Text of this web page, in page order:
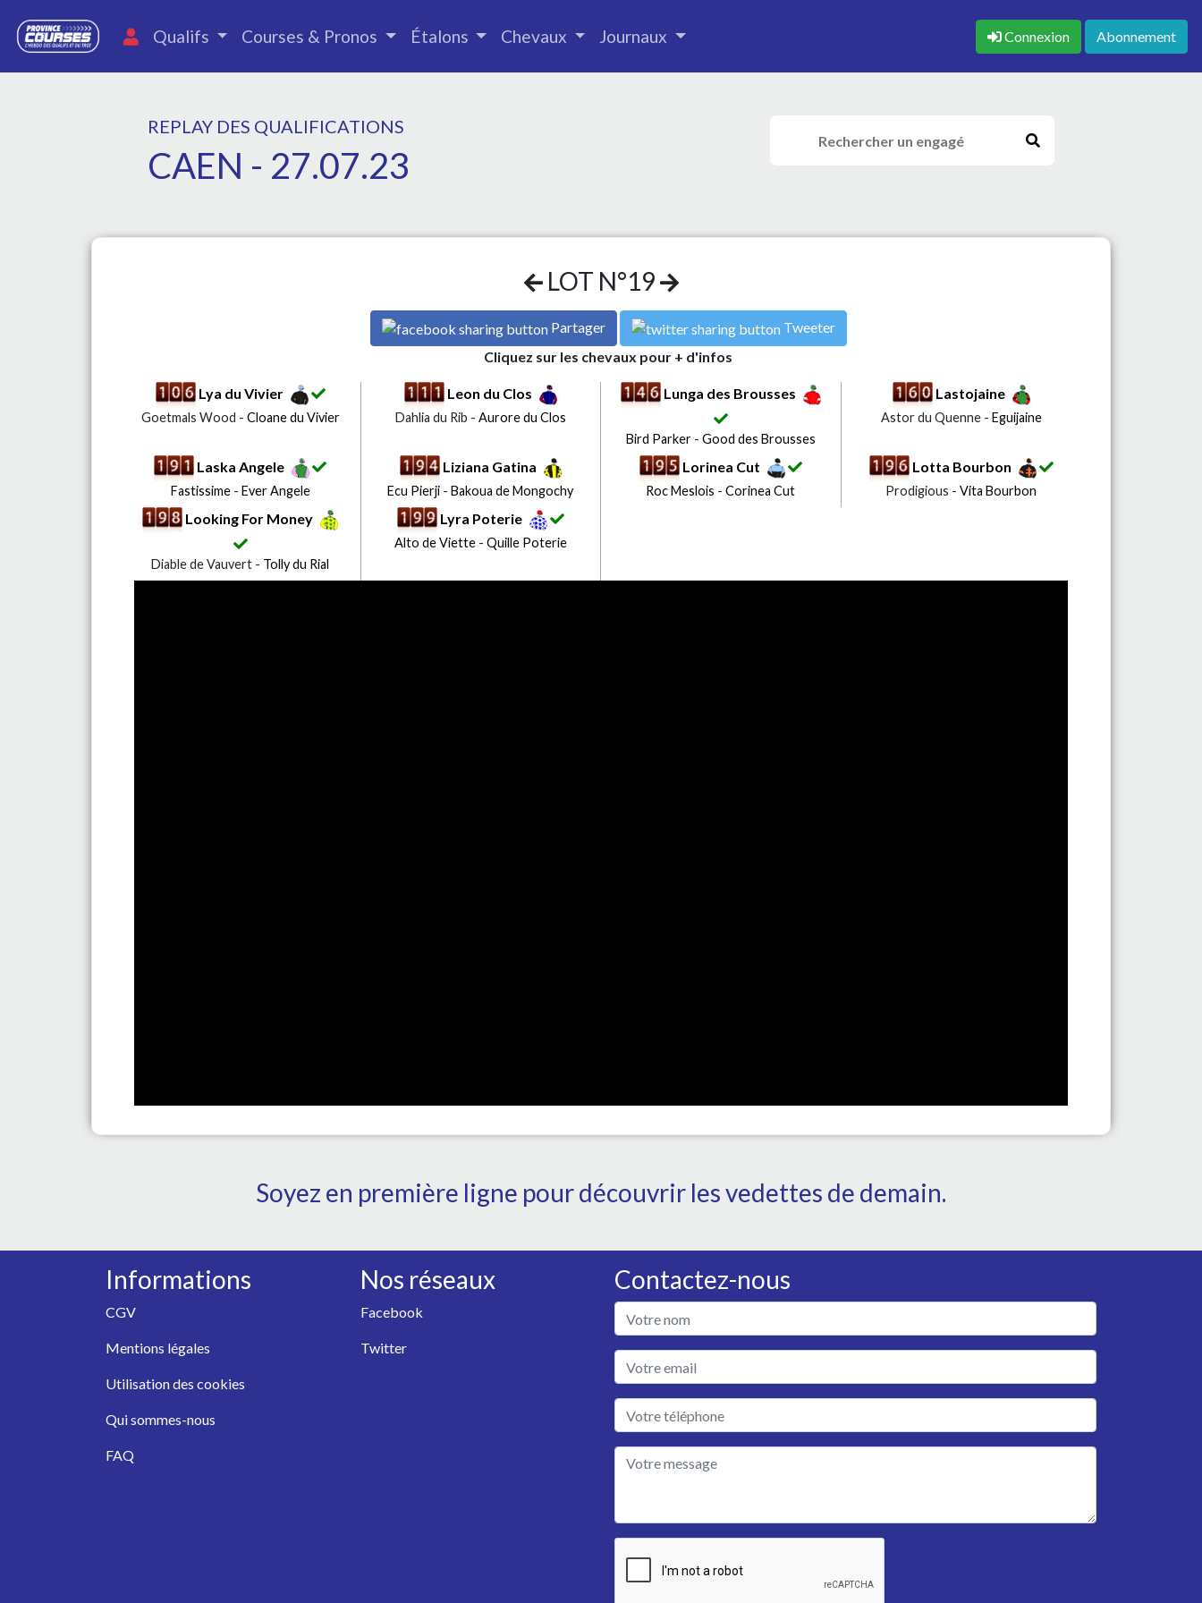
Qualifs Courses & Pronos Étalons Chevaux Journaux Connexion Abonnement
REPLAY DES QUALIFICATIONS
CAEN - 27.07.23
LOT N°19
Partager
Tweeter
Cliquez sur les chevaux pour + d'infos
Lya du Vivier
Goetmals Wood - Cloane du Vivier
Leon du Clos
Dahlia du Rib - Aurore du Clos
Lunga des Brousses
Bird Parker- Good des Brousses
Lastojaine
Astor du Quenne - Eguijaine
Laska Angele
Fastissime- Ever Angele
Liziana Gatina
Ecu Pierji -Bakoua de Mongochy
Lorinea Cut
Roc Meslois -Corinea Cut
Lotta Bourbon
Prodigious -Vita Bourbon
Looking For Money
Diable de Vauvert - Tolly du Rial
Lyra Poterie
Alto de Viette- Quille Poterie
Soyez en première ligne pour découvrir les vedettes de demain.
Informations
CGV
Mentions légales
Utilisation des cookies
Qui sommes-nous
FAQ
Nos réseaux
Facebook
Twitter
Contactez-nous